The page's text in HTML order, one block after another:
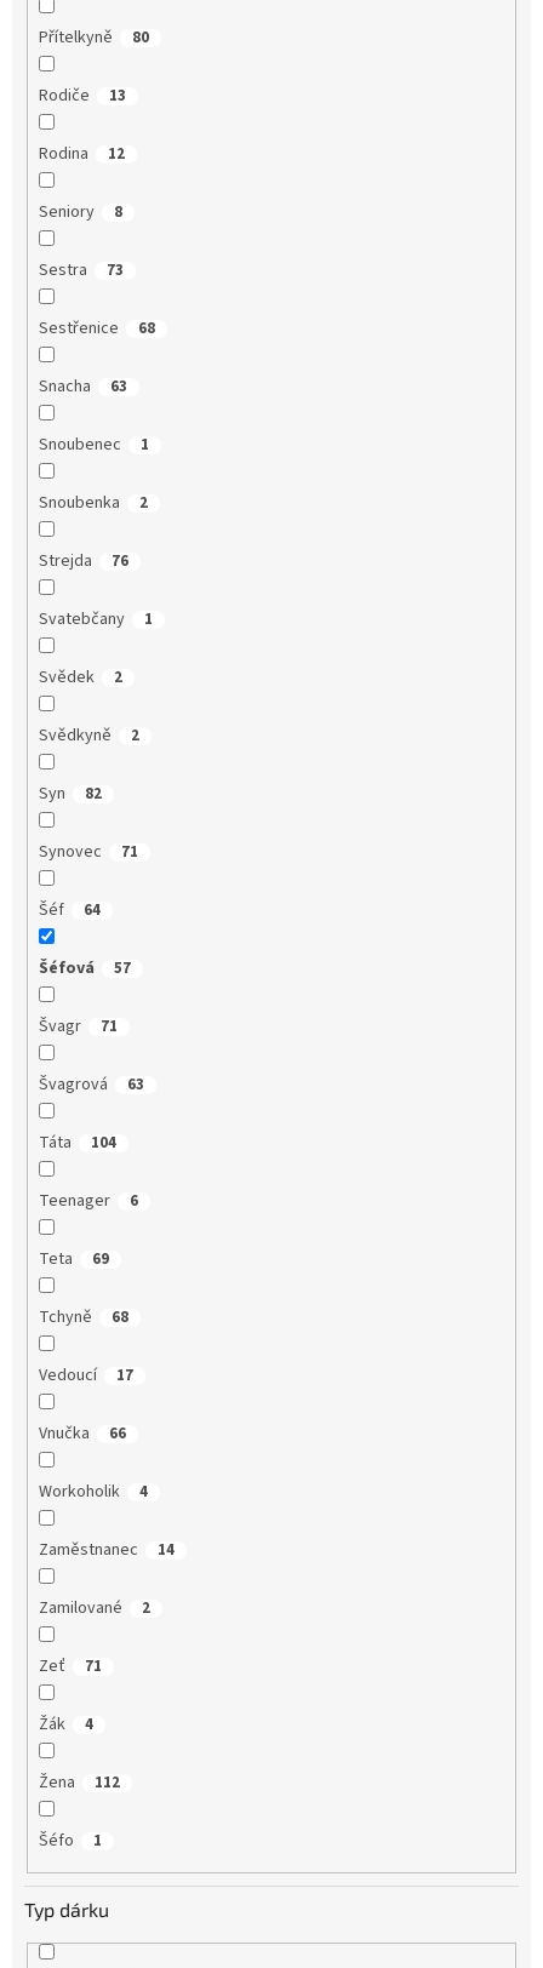
Přítelkyně 80
Rodiče 13
Rodina 12
Seniory 8
Sestra 73
Sestřenice 68
Snacha 63
Snoubenec 1
Snoubenka 2
Strejda 76
Svatebčany 1
Svědek 2
Svědkyně 2
Syn 82
Synovec 71
Šéf 64
Šéfová 57
Švagr 71
Švagrová 63
Táta 104
Teenager 6
Teta 69
Tchyně 68
Vedoucí 17
Vnučka 66
Workoholik 4
Zaměstnanec 14
Zamilované 2
Zeť 71
Žák 4
Žena 112
Šéfo 1
Typ dárku